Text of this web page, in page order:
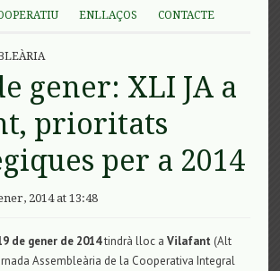
ENLLAÇOS CONTACTE
gener: XLI JA a
prioritats
per a 2014
2014 at 13:48
de gener de 2014tindrà lloc aVilafant (Alt
Assembleària de la Cooperativa Integral